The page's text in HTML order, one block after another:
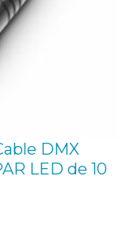
DMX
LED de 10